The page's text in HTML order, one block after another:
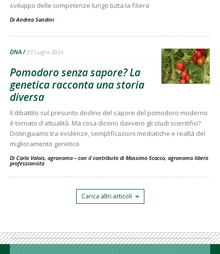
sviluppo delle competenze lungo tutta la filiera
Di Andrea Sandini -
DNA 27 Luglio 2026
Pomodoro senza sapore? La
genetica racconta una storia
diversa
Il dibattito sul presunto declino del sapore del pomodoro moderno
è tornato d'attualità. Ma cosa dicono davvero gli studi scientifici?
Distinguiamo tra evidenze, semplificazioni mediatiche e realtà del
miglioramento genetico
Di Carlo Valois, agronomo – con il contributo di Massimo Scacco, agronomo libero
professionista -
Carica altri articoli